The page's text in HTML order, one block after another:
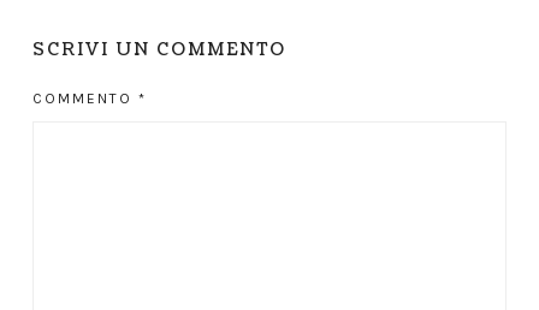
SCRIVI UN COMMENTO
COMMENTO *